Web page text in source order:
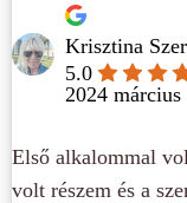
Krisztina
5.0
2024 március
Első alkalommal
volt részem és a